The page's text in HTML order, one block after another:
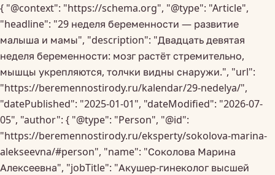
{ "@context": "https://schema.org", "@type": "Article",
"headline": "29 неделя беременности — развитие
малыша и мамы", "description": "Двадцать девятая
неделя беременности: мозг растёт стремительно,
мышцы укрепляются, толчки видны снаружи.", "url":
"https://beremennostirody.ru/kalendar/29-nedelya/",
"datePublished": "2025-01-01", "dateModified": "2026-07-
05", "author": { "@type": "Person", "@id":
"https://beremennostirody.ru/eksperty/sokolova-marina-
alekseevna/#person", "name": "Соколова Марина
Алексеевна", "jobTitle": "Акушер-гинеколог высшей